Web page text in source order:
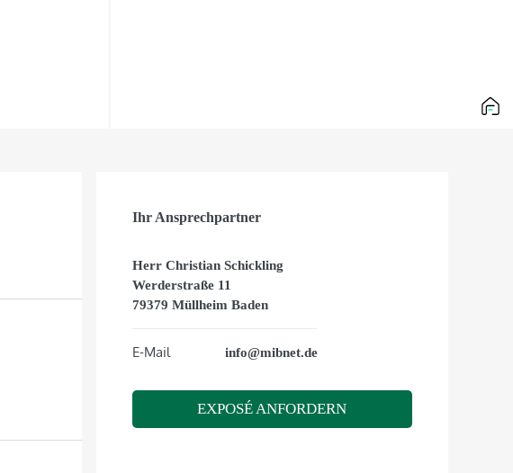
Ihr Ansprechpartner
Herr Christian Schickling
Werderstraße 11
79379 Müllheim Baden
E-Mail info@mibnet.de
EXPOSÉ ANFORDERN